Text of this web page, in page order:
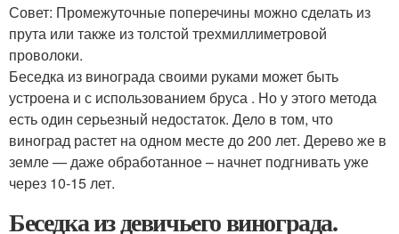
Совет: Промежуточные поперечины можно сделать из
прута или также из толстой трехмиллиметровой
проволоки.
Беседка из винограда своими руками может быть
устроена и с использованием бруса . Но у этого метода
есть один серьезный недостаток. Дело в том, что
виноград растет на одном месте до 200 лет. Дерево же в
земле — даже обработанное – начнет подгнивать уже
через 10-15 лет.
Беседка из девичьего винограда.